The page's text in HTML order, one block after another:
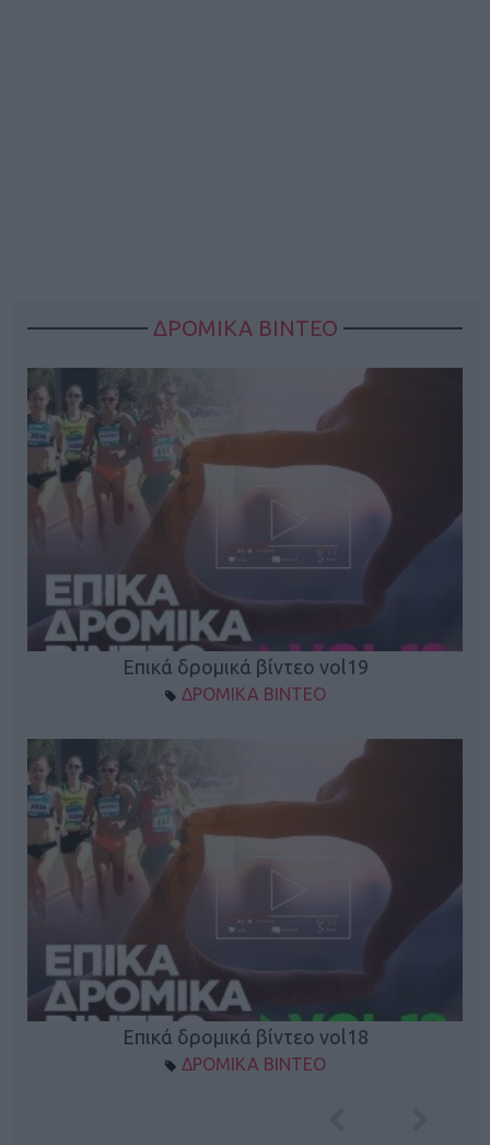
ΔΡΟΜΙΚΑ ΒΙΝΤΕΟ
Επικά δρομικά βίντεο vol19
ΔΡΟΜΙΚΑ ΒΙΝΤΕΟ
Επικά δρομικά βίντεο vol18
ΔΡΟΜΙΚΑ ΒΙΝΤΕΟ